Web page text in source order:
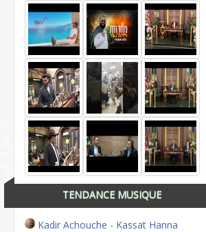
TENDANCE MUSIQUE
Kadir Achouche - Kassat Hanna